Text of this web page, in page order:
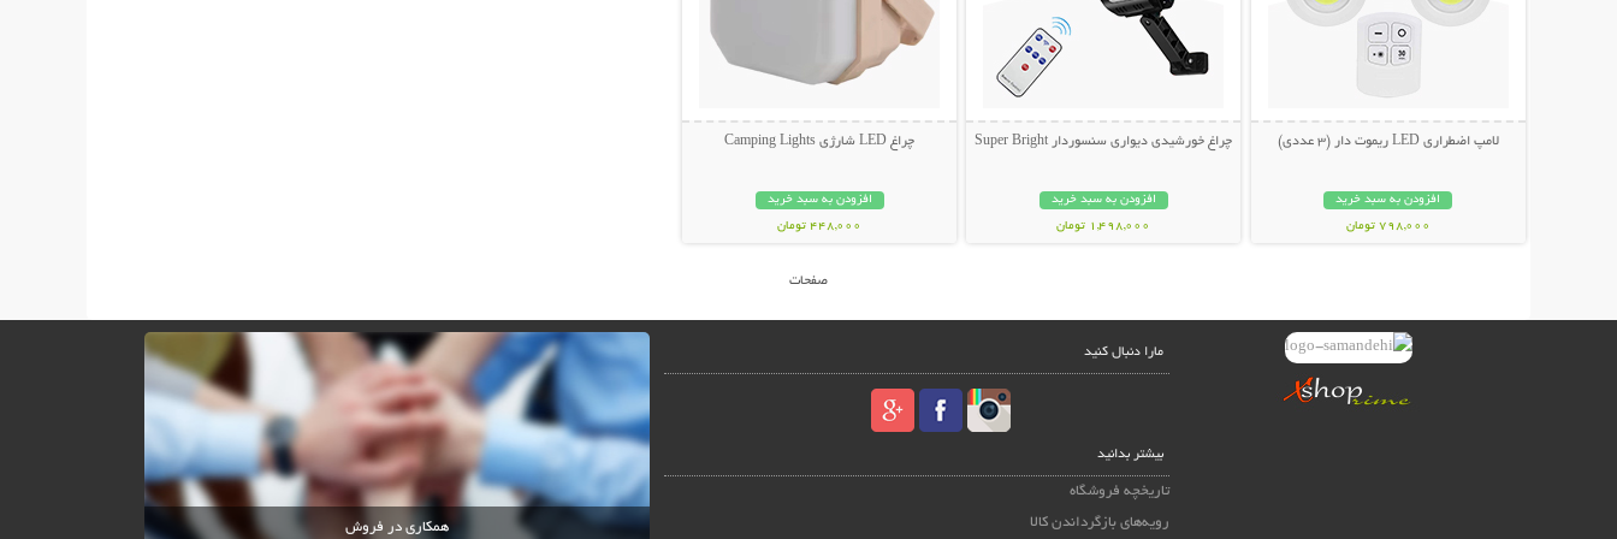
لامپ اضطراری LED ریموت دار (3 عددی)
افزودن به سبد خرید
798,000 تومان
چراغ خورشیدی دیواری سنسوردار Super Bright
افزودن به سبد خرید
1,498,000 تومان
چراغ LED شارژی Camping Lights
افزودن به سبد خرید
448,000 تومان
صفحات
مارا دنبال کنید
بیشتر بدانید
تاریخچه فروشگاه
رویه‌های بازگرداندن کالا
همکاری در فروش